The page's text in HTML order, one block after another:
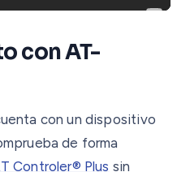
con AT-
con un dispositivo
de forma
Controler® Plus sin